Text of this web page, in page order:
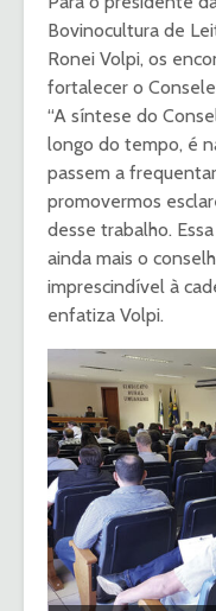
Bovinocultura de
Ronei Volpi, os
fortalecer o
“A síntese do
longo do tempo, é
passem a
promovermos
desse trabalho.
ainda mais o
imprescindível à
enfatiza Volpi.